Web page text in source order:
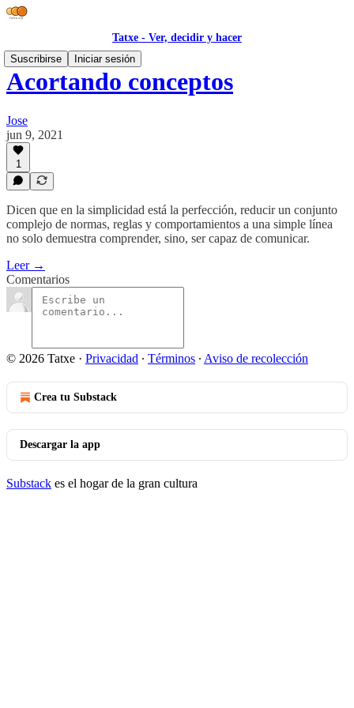
Tatxe - Ver, decidir y hacer
Suscribirse
Iniciar sesión
Acortando conceptos
Jose
jun 9, 2021
1
Dicen que en la simplicidad está la perfección, reducir un conjunto
complejo de normas, reglas y comportamientos a una simple línea
no solo demuestra comprender, sino, ser capaz de comunicar.
Leer →
Comentarios
© 2026 Tatxe · Privacidad ∙ Términos ∙ Aviso de recolección
Crea tu Substack
Descargar la app
Substack es el hogar de la gran cultura